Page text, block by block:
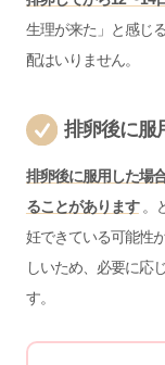
生理が来た」と感じ
配はいりません。
排卵後に服
排卵後に服用した場
ることがあります。
妊できている可能性
しいため、必要に応
す。